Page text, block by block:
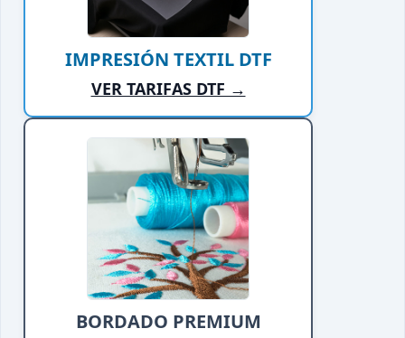
IMPRESIÓN TEXTIL DTF
VER TARIFAS DTF →
BORDADO PREMIUM